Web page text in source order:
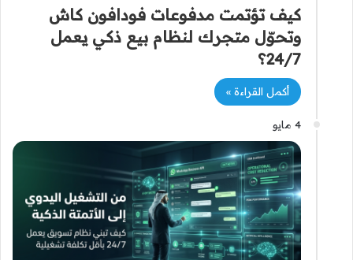
كيف تؤتمت مدفوعات فودافون كاش
وتحوّل متجرك لنظام بيع ذكي يعمل
24/7؟
أكمل القراءة »
4 مايو